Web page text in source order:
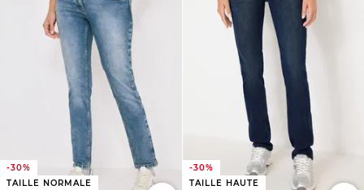
-30%
TAILLE NORMALE
-30%
TAILLE HAUTE